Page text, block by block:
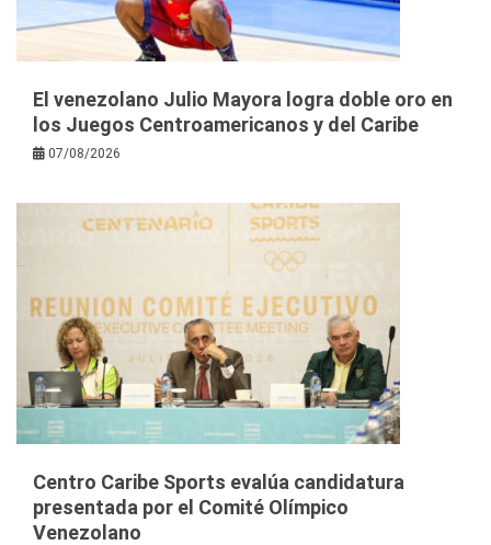
El venezolano Julio Mayora logra doble oro en
los Juegos Centroamericanos y del Caribe
07/08/2026
Centro Caribe Sports evalúa candidatura
presentada por el Comité Olímpico
Venezolano